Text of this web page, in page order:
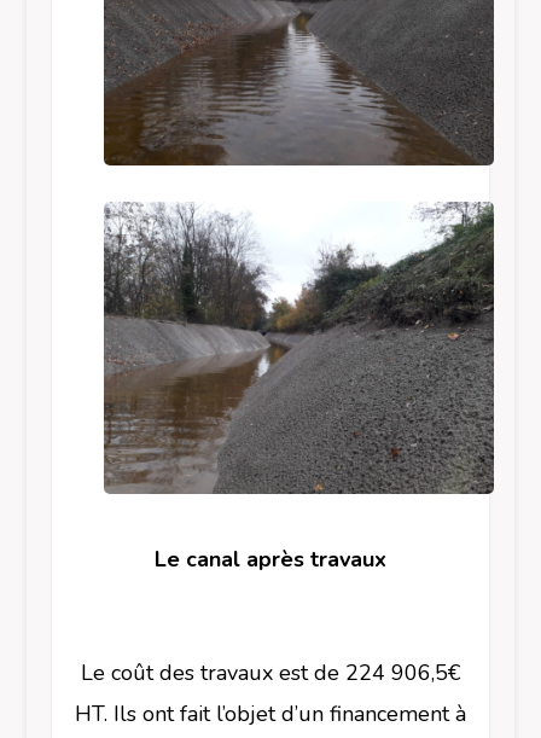
Le canal après travaux
Le coût des travaux est de 224 906,5€
HT. Ils ont fait l’objet d’un financement à